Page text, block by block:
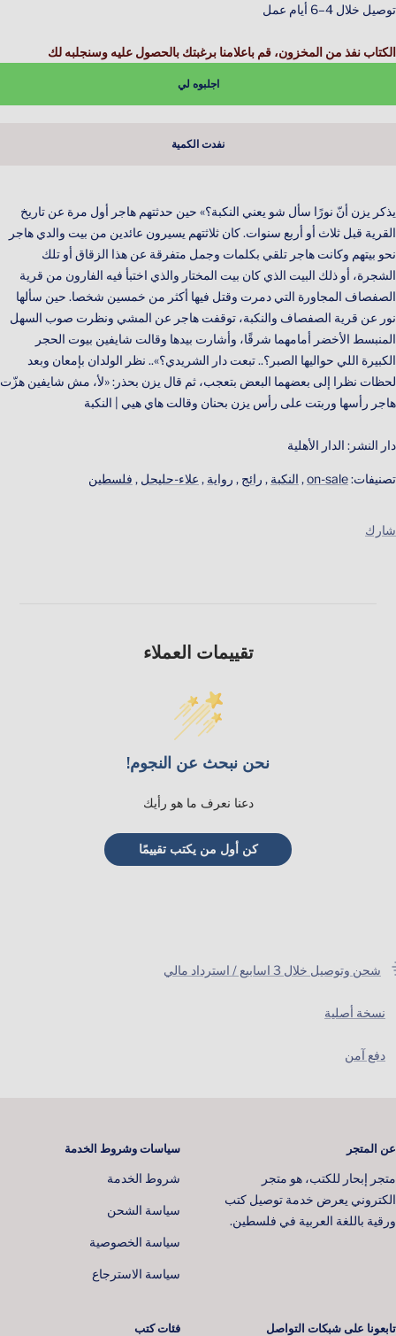
توصيل خلال 4–6 أيام عمل
الكتاب نفذ من المخزون، قم باعلامنا برغبتك بالحصول عليه وسنجلبه لك
اجلبوه لي
نفدت الكمية
يذكر يزن أنّ نورًا سأل شو يعني النكبة؟» حين حدثتهم هاجر أول مرة عن تاريخ
القرية قبل ثلاث أو أربع سنوات. كان ثلاثتهم يسيرون عائدين من بيت والدي هاجر
نحو بيتهم وكانت هاجر تلقي بكلمات وجمل متفرقة عن هذا الزقاق أو تلك
الشجرة، أو ذلك البيت الذي كان بيت المختار والذي اختبأ فيه الفارون من قرية
الصفصاف المجاورة التي دمرت وقتل فيها أكثر من خمسين شخصا. حين سألها
نور عن قرية الصفصاف والنكبة، توقفت هاجر عن المشي ونظرت صوب السهل
المنبسط الأخضر أمامهما شرقًا، وأشارت بيدها وقالت شايفين بيوت الحجر
الكبيرة اللي حواليها الصبر؟.. تبعت دار الشريدي؟».. نظر الولدان بإمعان وبعد
لحظات نظرا إلى بعضهما البعض بتعجب، ثم قال يزن بحذر: «لأ، مش شايفين هزّت
هاجر رأسها وربتت على رأس یزن بحنان وقالت هاي هيي | النكبة
دار النشر: الدار الأهلية
تصنيفات:on-sale
, النكبة , رائج , رواية , علاء-حليحل , فلسطين
شارك
تقييمات العملاء
نحن نبحث عن النجوم!
دعنا نعرف ما هو رأيك
كن أول من يكتب تقييمًا
شحن وتوصيل خلال 3 اسابيع / استرداد مالي
نسخة أصلية
دفع آمن
عن المتجر
متجر إبحار للكتب، هو متجر
الكتروني يعرض خدمة توصيل كتب
ورقية باللغة العربية في فلسطين.
سياسات وشروط الخدمة
شروط الخدمة
سياسة الشحن
سياسة الخصوصية
سياسة الاسترجاع
تابعونا على شبكات التواصل فئات كتب